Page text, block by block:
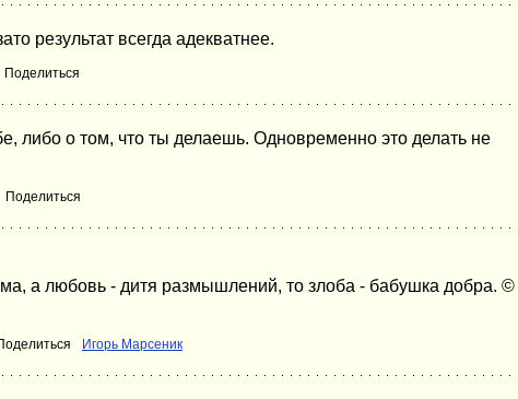
результат всегда адекватнее.
Поделиться
либо о том, что ты делаешь. Одновременно это делать не
Поделиться
а любовь - дитя размышлений, то злоба - бабушка добра. ©
Игорь Марсеник